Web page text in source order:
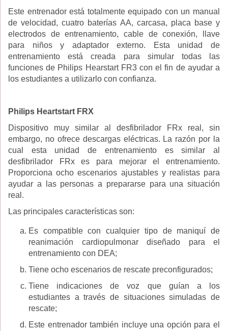
Este entrenador está totalmente equipado con un manual
de velocidad, cuatro baterías AA, carcasa, placa base y
electrodos de entrenamiento, cable de conexión, llave
para niños y adaptador externo. Esta unidad de
entrenamiento está creada para simular todas las
funciones de Philips Hearstart FR3 con el fin de ayudar a
los estudiantes a utilizarlo con confianza.
Philips Heartstart FRX
Dispositivo muy similar al desfibrilador FRx real, sin
embargo, no ofrece descargas eléctricas. La razón por la
cual esta unidad de entrenamiento es similar al
desfibrilador FRx es para mejorar el entrenamiento.
Proporciona ocho escenarios ajustables y realistas para
ayudar a las personas a prepararse para una situación
real.
Las principales características son:
Es compatible con cualquier tipo de maniquí de
reanimación cardiopulmonar diseñado para el
entrenamiento con DEA;
Tiene ocho escenarios de rescate preconfigurados;
Tiene indicaciones de voz que guían a los
estudiantes a través de situaciones simuladas de
rescate;
Este entrenador también incluye una opción para el